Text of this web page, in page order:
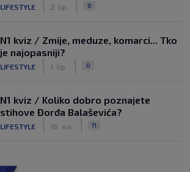
LIFESTYLE 2. lip. 0
N1 kviz / Zmije, meduze, komarci... Tko
je najopasniji?
LIFESTYLE 1. lip. 0
N1 kviz / Koliko dobro poznajete
stihove Đorđa Balaševića?
LIFESTYLE 18. svi. 11